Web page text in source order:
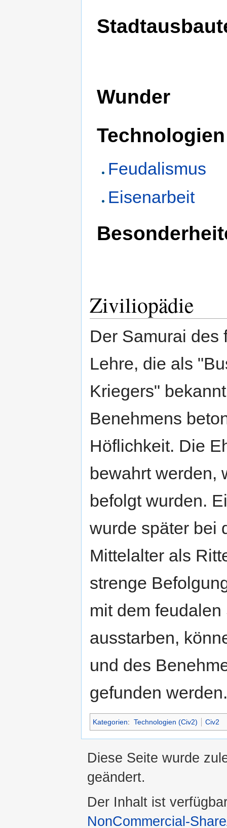
Wunder
Technologien
Feudalismus
Eisenarbeit
Ziviliopädie
Der Samurai des
Lehre, die als
Kriegers"
Benehmens
Höflichkeit. Die
bewahrt werden,
befolgt wurden.
wurde später bei
Mittelalter als
strenge
mit dem
ausstarben,
und des
gefunden werden.
Kategorien: Technologien (Civ2) Civ2
Diese Seite wurde
geändert.
Der Inhalt ist
NonCommercial-